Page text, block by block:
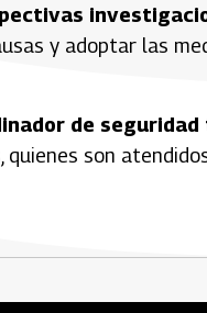
y adoptar las
de
quienes son